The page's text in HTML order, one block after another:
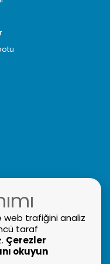
web trafiğini analiz
taraf
Çerezler
okuyun